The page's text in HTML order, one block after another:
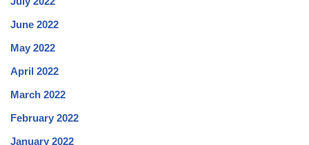
June 2022
May 2022
April 2022
March 2022
February 2022
January 2022